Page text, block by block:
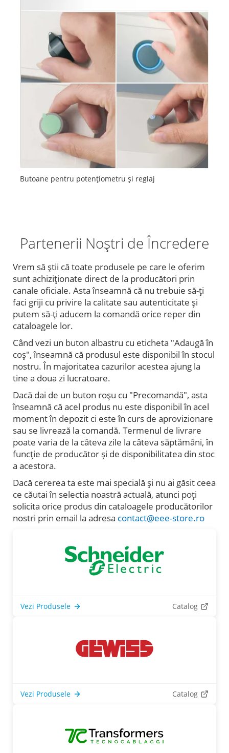
Butoane pentru potențiometru și reglaj
Partenerii Noștri de Încredere
Vrem să știi că toate produsele pe care le oferim
sunt achiziționate direct de la producători prin
canale oficiale. Asta înseamnă că nu trebuie să-ți
faci griji cu privire la calitate sau autenticitate și
putem să-ți aducem la comandă orice reper din
cataloagele lor.
Când vezi un buton albastru cu eticheta "Adaugă în
coș", înseamnă că produsul este disponibil în stocul
nostru. În majoritatea cazurilor acestea ajung la
tine a doua zi lucratoare.
Dacă dai de un buton roșu cu "Precomandă", asta
înseamnă că acel produs nu este disponibil în acel
moment în depozit ci este în curs de aprovizionare
sau se livrează la comandă. Termenul de livrare
poate varia de la câteva zile la câteva săptămâni, în
funcție de producător și de disponibilitatea din stoc
a acestora.
Dacă cererea ta este mai specială și nu ai găsit ceea
ce căutai în selectia noastră actuală, atunci poți
solicita orice produs din cataloagele producătorilor
nostri prin email la adresa contact@eee-store.ro
Vezi Produsele Catalog
Vezi Produsele Catalog